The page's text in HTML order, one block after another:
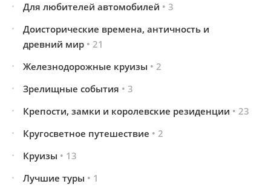
Для любителей автомобилей • 3
Доисторические времена, античность и
древний мир • 21
Железнодорожные круизы • 2
Зрелищные события • 3
Крепости, замки и королевские резиденции • 23
Кругосветное путешествие • 2
Круизы • 13
Лучшие туры • 1